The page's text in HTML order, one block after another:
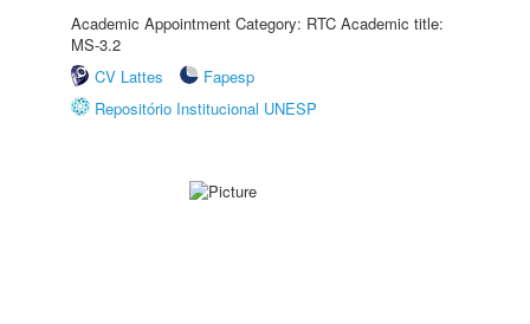
Academic Appointment Category: RTC Academic title:
MS-3.2
CV Lattes
Fapesp
Repositório Institucional UNESP